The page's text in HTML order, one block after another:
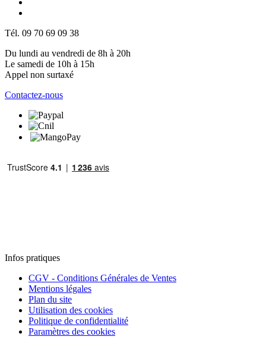
Tél. 09 70 69 09 38
Du lundi au vendredi de 8h à 20h
Le samedi de 10h à 15h
Appel non surtaxé
Contactez-nous
Infos pratiques
CGV - Conditions Générales de Ventes
Mentions légales
Plan du site
Utilisation des cookies
Politique de confidentialité
Paramètres des cookies